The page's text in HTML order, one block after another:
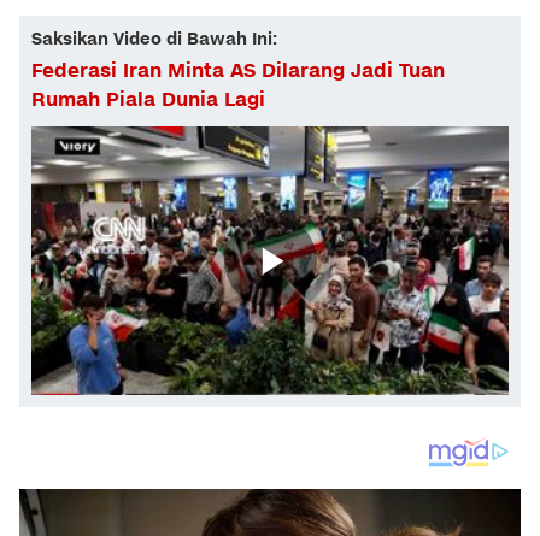
Saksikan Video di Bawah Ini:
Federasi Iran Minta AS Dilarang Jadi Tuan
Rumah Piala Dunia Lagi